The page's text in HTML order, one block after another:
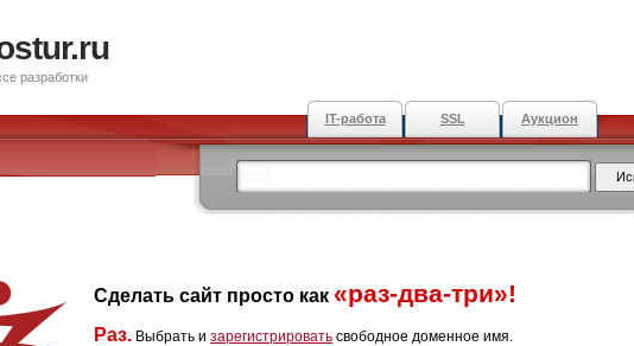
разработки
IT-работа SSL Аукцион
Сделать сайт просто как «раз-два-три»!
Раз. Выбрать и зарегистрировать свободное доменное имя.